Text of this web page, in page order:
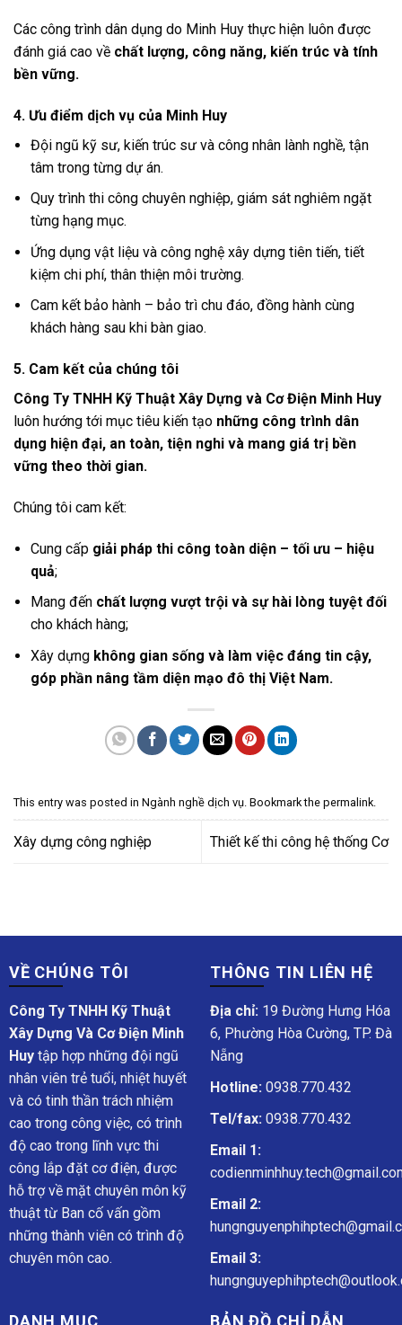
Các công trình dân dụng do Minh Huy thực hiện luôn được
đánh giá cao về chất lượng, công năng, kiến trúc và tính
bền vững.
4. Ưu điểm dịch vụ của Minh Huy
Đội ngũ kỹ sư, kiến trúc sư và công nhân lành nghề, tận
tâm trong từng dự án.
Quy trình thi công chuyên nghiệp, giám sát nghiêm ngặt
từng hạng mục.
Ứng dụng vật liệu và công nghệ xây dựng tiên tiến, tiết
kiệm chi phí, thân thiện môi trường.
Cam kết bảo hành – bảo trì chu đáo, đồng hành cùng
khách hàng sau khi bàn giao.
5. Cam kết của chúng tôi
Công Ty TNHH Kỹ Thuật Xây Dựng và Cơ Điện Minh Huy
luôn hướng tới mục tiêu kiến tạo những công trình dân
dụng hiện đại, an toàn, tiện nghi và mang giá trị bền
vững theo thời gian.
Chúng tôi cam kết:
Cung cấp giải pháp thi công toàn diện – tối ưu – hiệu
quả;
Mang đến chất lượng vượt trội và sự hài lòng tuyệt đối
cho khách hàng;
Xây dựng không gian sống và làm việc đáng tin cậy,
góp phần nâng tầm diện mạo đô thị Việt Nam.
This entry was posted in Ngành nghề dịch vụ. Bookmark the permalink.
Xây dựng công nghiệp Thiết kế thi công hệ thống Cơ
VỀ CHÚNG TÔI
Công Ty TNHH Kỹ Thuật
Xây Dựng Và Cơ Điện Minh
Huytập hợp những đội ngũ
nhân viên trẻ tuổi, nhiệt huyết
và có tinh thần trách nhiệm
cao trong công việc, có trình
độ cao trong lĩnh vực thi
công lắp đặt cơ điện, được
hỗ trợ về mặt chuyên môn kỹ
thuật từ Ban cố vấn gồm
những thành viên có trình độ
chuyên môn cao.
THÔNG TIN LIÊN HỆ
Địa chỉ:19 Đường Hưng Hóa
6, Phường Hòa Cường, TP. Đà
Nẵng
Hotline: 0938.770.432
Tel/fax: 0938.770.432
Email 1:
Email 2:
Email 3: